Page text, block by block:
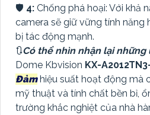
🛡 4: Chống phá hoại: Với khả
camera sẽ giữ vững tính năng
bị tác động mạnh.
🔃Có thể nhìn nhận lại những
Dome Kbvision KX-
Đảmhiệu suất hoạt động mà
mỹ thuật và tính chất bền bỉ,
trường khắc nghiệt của nhà